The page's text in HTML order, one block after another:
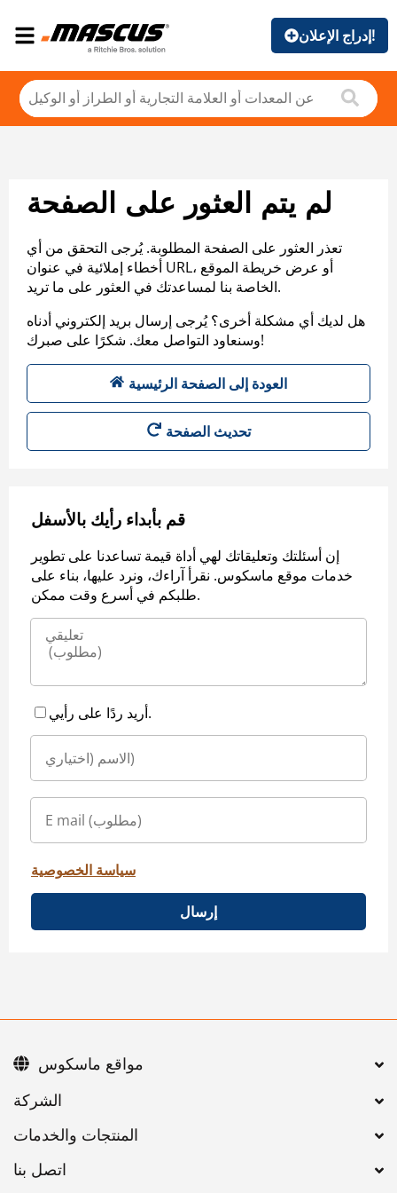
إدراج الإعلان!
لم يتم العثور على الصفحة
تعذر العثور على الصفحة المطلوبة. يُرجى التحقق من أي
أخطاء إملائية في عنوان URL، أو عرض خريطة الموقع
الخاصة بنا لمساعدتك في العثور على ما تريد.
هل لديك أي مشكلة أخرى؟ يُرجى إرسال بريد إلكتروني أدناه
وسنعاود التواصل معك. شكرًا على صبرك!
العودة إلى الصفحة الرئيسية
تحديث الصفحة
قم بأبداء رأيك بالأسفل
إن أسئلتك وتعليقاتك لهي أداة قيمة تساعدنا على تطوير
خدمات موقع ماسكوس. نقرأ آراءك، ونرد عليها، بناء على
طلبكم في أسرع وقت ممكن.
أريد ردًا على رأيي.
سياسة الخصوصية
إرسال
اتصل بنا
مواقع ماسكوس